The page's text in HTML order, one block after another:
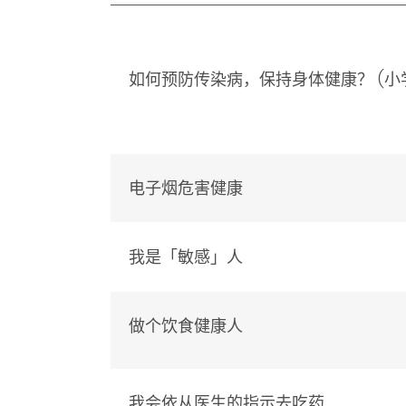
如何预防传染病，保持身体健康？ (小
电子烟危害健康
我是「敏感」人
做个饮食健康人